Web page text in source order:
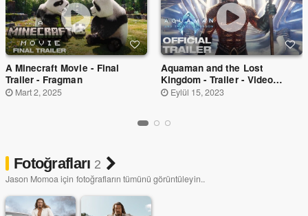
A Minecraft Movie - Final
Trailer - Fragman
Mart 2, 2025
Aquaman and the Lost
Kingdom - Trailer - Video
Fragman
Eylül 15, 2023
Fotoğrafları 2
Jason Momoa için fotoğrafların tümünü görüntüleyin..